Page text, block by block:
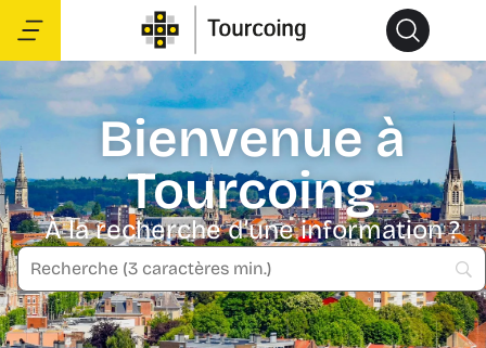
Bienvenue à
Tourcoing
À la recherche d’une information ?